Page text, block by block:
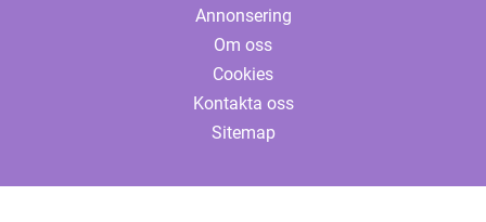
Annonsering
Om oss
Cookies
Kontakta oss
Sitemap